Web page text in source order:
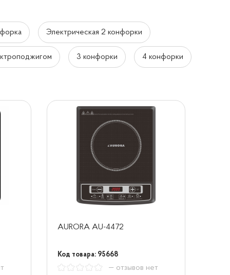
Электрическая 2 конфорки
3 конфорки 4 конфорки
AURORA AU-4472
Код товара: 95668
— отзывов нет